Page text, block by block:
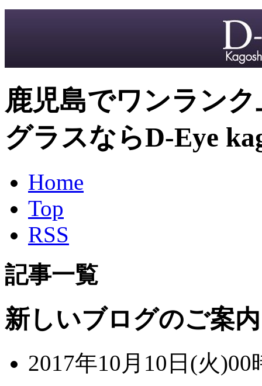
鹿児島でワンラン
グラスならD-Eye
Home
Top
RSS
記事一覧
新しいブログのご案内
2017年10月10日(火)00